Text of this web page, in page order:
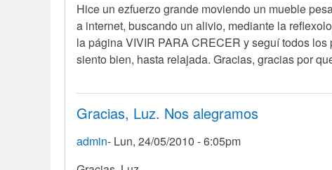
Hice un ezfuerzo grande moviendo un mueble
a internet, buscando un alivio, mediante la
la página VIVIR PARA CRECER y seguí todos
siento bien, hasta relajada. Gracias, gracias por
Gracias, Luz. Nos alegramos
admin Lun, 24/05/2010 - 6:05pm